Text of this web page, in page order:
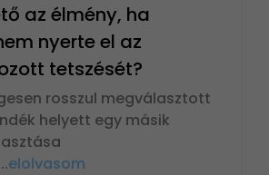
az élmény, ha
nyerte el az
tetszését?
rosszul megválasztott
helyett egy másik
elolvasom